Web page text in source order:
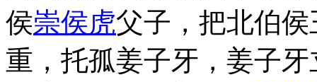
侯崇侯虎父子，把北伯
重，托孤姜子牙，姜子